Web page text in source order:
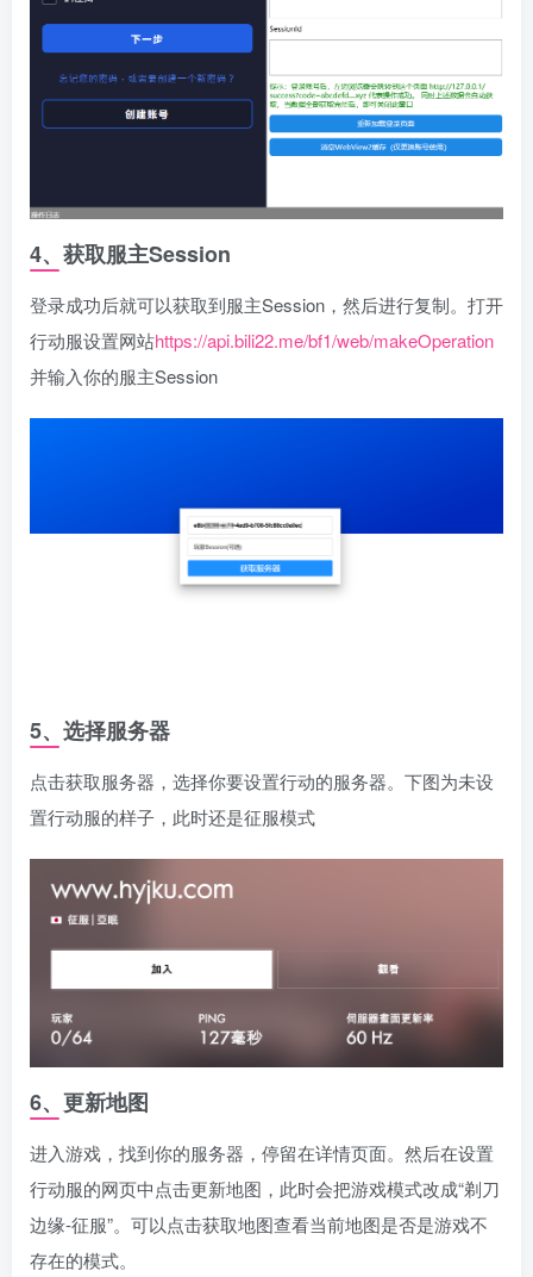
4、获取服主Session
登录成功后就可以获取到服主Session，然后进行复制。打开
行动服设置网站https://api.bili22.me/bf1/web/makeOperation
并输入你的服主Session
5、选择服务器
点击获取服务器，选择你要设置行动的服务器。下图为未设
置行动服的样子，此时还是征服模式
6、更新地图
进入游戏，找到你的服务器，停留在详情页面。然后在设置
行动服的网页中点击更新地图，此时会把游戏模式改成“剃刀
边缘-征服”。可以点击获取地图查看当前地图是否是游戏不
存在的模式。